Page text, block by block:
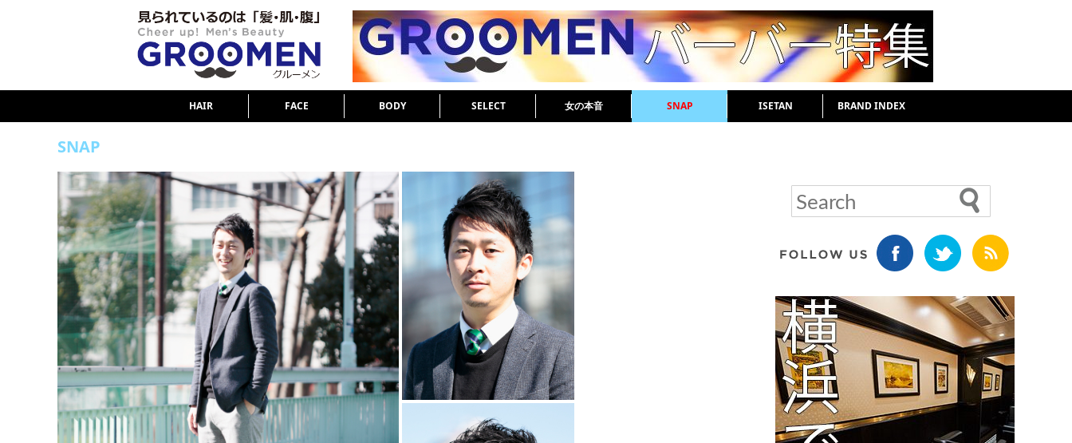
HAIR FACE BODY SELECT 女の本音 SNAP ISETAN BRAND INDEX
SNAP